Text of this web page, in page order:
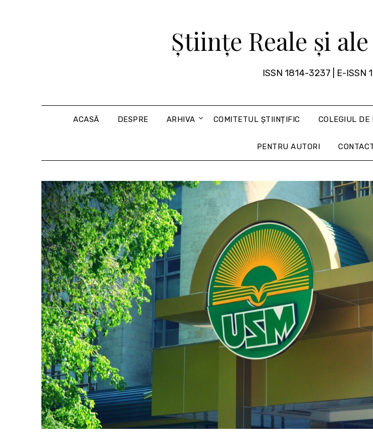
Științe Reale și
ISSN 1814-3237 | E-ISSN
ACASĂ DESPRE ARHIVA COMITETUL ȘTIINȚIFIC COLEGIUL DE
PENTRU AUTORI